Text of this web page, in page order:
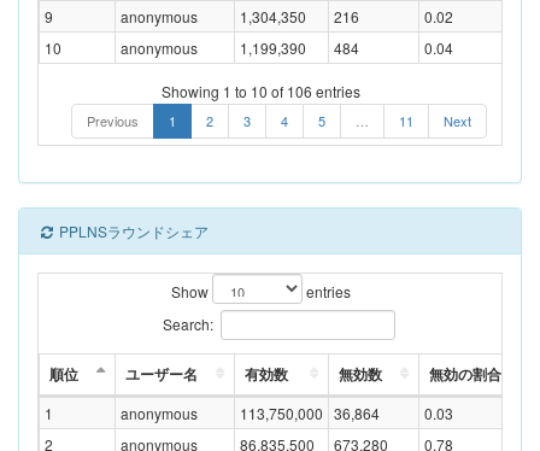
9
anonymous 1,304,350 216
0.02
10
anonymous 1,199,390 484 0.04
Showing 1 to 10 of 106 entries
Previous 1 2 3 4 5 11 Next
PPLNSラウンドシェア
Show
entries
Search:
順位 ユーザー名 有効数 無効数 無効の割合(%)
1 anonymous 113,750,000 36,864
0.03
2
anonymous 86,835,500 673,280 0.78